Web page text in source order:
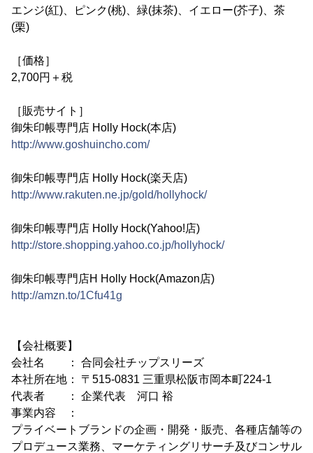
エンジ(紅)、ピンク(桃)、緑(抹茶)、イエロー(芥子)、茶
(栗)
［価格］
2,700円＋税
［販売サイト］
御朱印帳専門店 Holly Hock(本店)
http://www.goshuincho.com/
御朱印帳専門店 Holly Hock(楽天店)
http://www.rakuten.ne.jp/gold/hollyhock/
御朱印帳専門店 Holly Hock(Yahoo!店)
http://store.shopping.yahoo.co.jp/hollyhock/
御朱印帳専門店H Holly Hock(Amazon店)
http://amzn.to/1Cfu41g
【会社概要】
会社名 ： 合同会社チップスリーズ
本社所在地： 〒515-0831 三重県松阪市岡本町224-1
代表者 ： 企業代表 河口 裕
事業内容 ：
プライベートブランドの企画・開発・販売、各種店舗等の
プロデュース業務、マーケティングリサーチ及びコンサル